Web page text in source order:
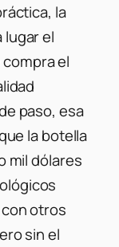
la
el
el
paso, esa
la botella
mil dólares
otros
sin el